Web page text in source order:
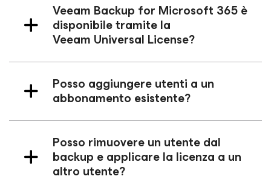
Veeam Backup for Microsoft 365è
disponibile tramite la
Veeam Universal License?
Posso aggiungere utenti a un
abbonamento esistente?
Posso rimuovere un utente dal
backup e applicare la licenza a un
altro utente?